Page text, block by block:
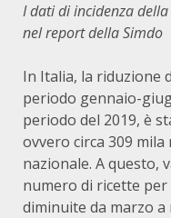
I dati di incidenza
nel report della Simdo
In Italia, la riduzione
periodo gennaio-
periodo del 2019, è
ovvero circa 309
nazionale. A questo,
numero di ricette
diminuite da marzo a